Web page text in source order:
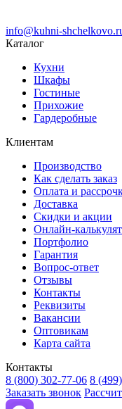
info@kuhni-
Каталог
Кухни
Шкафы
Гостиные
Прихожие
Гардеробные
Клиентам
Производство
Как сделать заказ
Оплата и
Доставка
Скидки и акции
Онлайн-
Портфолио
Гарантия
Вопрос-ответ
Отзывы
Контакты
Реквизиты
Вакансии
Оптовикам
Карта сайта
Контакты
8 (800) 302-77-06 8
Заказать звонок